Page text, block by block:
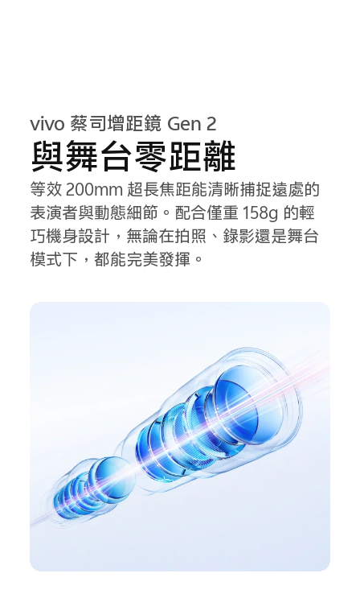
vivo 蔡司增距鏡 Gen 2
與舞台零距離
等效 200mm 超長焦距能清晰捕捉遠處的
表演者與動態細節。配合僅重 158g 的輕
巧機身設計，無論在拍照、錄影還是舞台
模式下，都能完美發揮。